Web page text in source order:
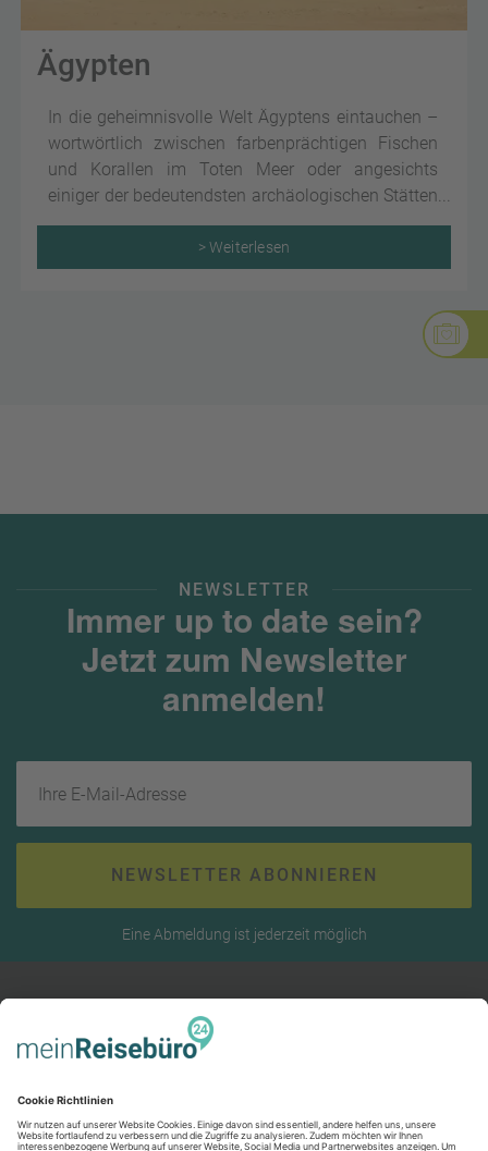
Ägypten
In die geheimnisvolle Welt Ägyptens eintauchen –
wortwörtlich zwischen farbenprächtigen Fischen
und Korallen im Toten Meer oder angesichts
einiger der bedeutendsten archäologischen Stätten
der Weltgeschichte.
> Weiterlesen
NEWSLETTER
Immer up to date sein?
Jetzt zum Newsletter
anmelden!
NEWSLETTER ABONNIEREN
Eine Abmeldung ist jederzeit möglich
RECHTLICHES
Datenschutz
SERVICE